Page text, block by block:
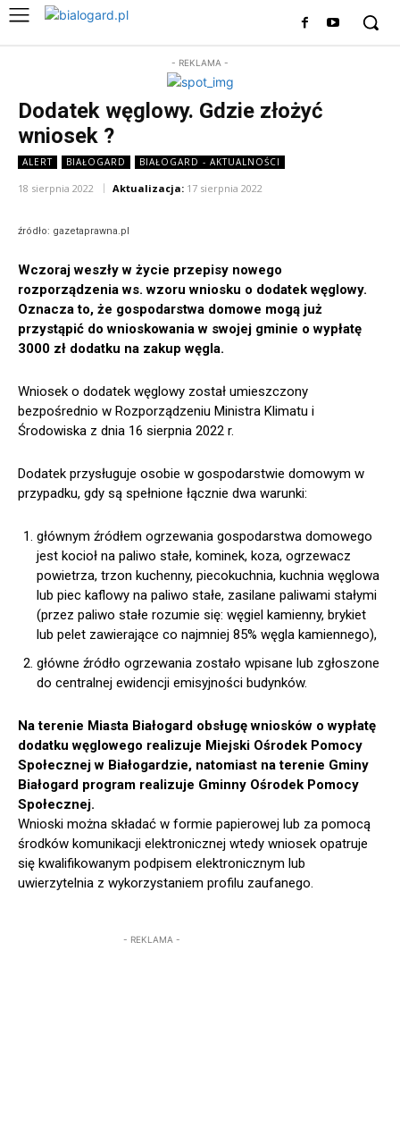
- REKLAMA -
Dodatek węglowy. Gdzie złożyć
wniosek ?
ALERT BIAŁOGARD BIAŁOGARD - AKTUALNOŚCI
18 sierpnia 2022 Aktualizacja: 17 sierpnia 2022
źródło: gazetaprawna.pl
Wczoraj weszły w życie przepisy nowego
rozporządzenia ws. wzoru wniosku o dodatek węglowy.
Oznacza to, że gospodarstwa domowe mogą już
przystąpić do wnioskowania w swojej gminie o wypłatę
3000 zł dodatku na zakup węgla.
Wniosek o dodatek węglowy został umieszczony
bezpośrednio w Rozporządzeniu Ministra Klimatu i
Środowiska z dnia 16 sierpnia 2022 r.
Dodatek przysługuje osobie w gospodarstwie domowym w
przypadku, gdy są spełnione łącznie dwa warunki:
głównym źródłem ogrzewania gospodarstwa domowego
jest kocioł na paliwo stałe, kominek, koza, ogrzewacz
powietrza, trzon kuchenny, piecokuchnia, kuchnia węglowa
lub piec kaflowy na paliwo stałe, zasilane paliwami stałymi
(przez paliwo stałe rozumie się: węgiel kamienny, brykiet
lub pelet zawierające co najmniej 85% węgla kamiennego),
główne źródło ogrzewania zostało wpisane lub zgłoszone
do centralnej ewidencji emisyjności budynków.
Na terenie Miasta Białogard obsługę wniosków o wypłatę
dodatku węglowego realizuje Miejski Ośrodek Pomocy
Społecznej w Białogardzie, natomiast na terenie Gminy
Białogard program realizuje Gminny Ośrodek Pomocy
Społecznej.
Wnioski można składać w formie papierowej lub za pomocą
środków komunikacji elektronicznej wtedy wniosek opatruje
się kwalifikowanym podpisem elektronicznym lub
uwierzytelnia z wykorzystaniem profilu zaufanego.
- REKLAMA -